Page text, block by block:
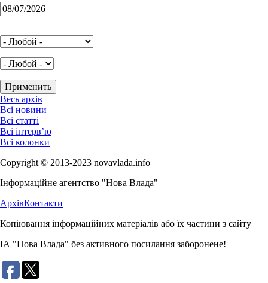
Весь архів
Всі новини
Всі статті
Всі інтерв’ю
Всі колонки
Copyright © 2013-2023 novavlada.info
Інформаційне агентство "Нова Влада"
АрхівКонтакти
Копіювання інформаційних матеріалів або їх частини з сайту
ІА "Нова Влада" без активного посилання заборонене!